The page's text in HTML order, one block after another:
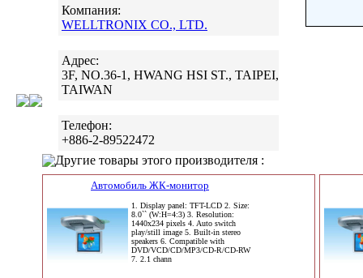
Компания:
WELLTRONIX CO., LTD.
Адрес:
3F, NO.36-1, HWANG HSI ST., TAIPEI,
TAIWAN
Телефон:
+886-2-89522472
Другие товары этого производителя :
Автомобиль ЖК-монитор
1. Display panel: TFT-LCD 2. Size:
8.0`` (W:H=4:3) 3. Resolution:
1440x234 pixels 4. Auto switch
play/still image 5. Built-in stereo
speakers 6. Compatible with
DVD/VCD/CD/MP3/CD-R/CD-RW
7. 2.1 chann